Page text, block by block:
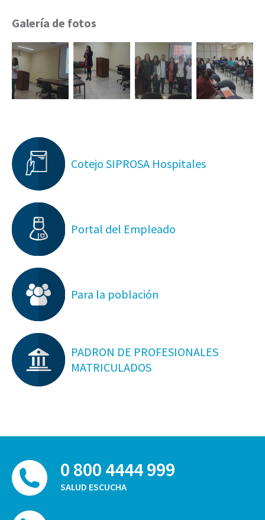
Galería de fotos
Cotejo SIPROSA Hospitales
Portal del Empleado
Para la población
PADRON DE PROFESIONALES
MATRICULADOS
0 800 4444 999
SALUD ESCUCHA